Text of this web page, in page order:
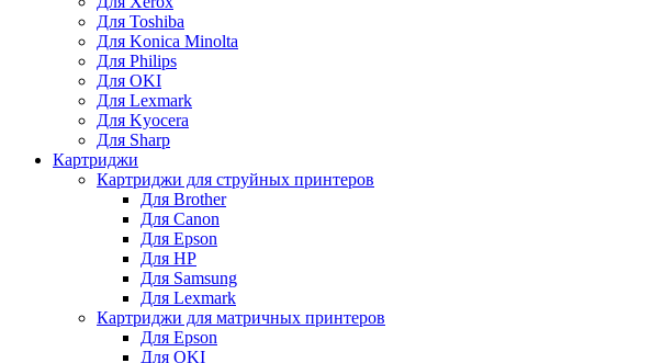
Для Toshiba
Для Konica Minolta
Для Philips
Для OKI
Для Lexmark
Для Kyocera
Для Sharp
Картриджи
Картриджи для струйных принтеров
Для Brother
Для Canon
Для Epson
Для HP
Для Samsung
Для Lexmark
Картриджи для матричных принтеров
Для Epson
Для OKI